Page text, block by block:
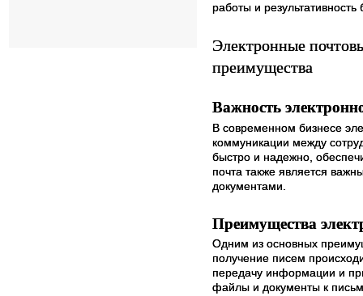
работы и результативность
Электронные
преимущества
Важность
В современном бизнесе
коммуникации между
быстро и надежно,
почта также является
документами.
Преимущества
Одним из основных
получение писем
передачу информации и
файлы и документы к